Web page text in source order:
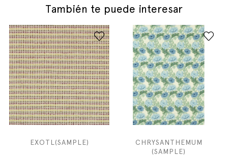
También te puede interesar
EXOTL(SAMPLE)
CHRYSANTHEMUM
(SAMPLE)